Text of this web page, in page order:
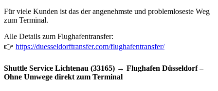
Für viele Kunden ist das der angenehmste und problemloseste Weg
zum Terminal.
Alle Details zum Flughafentransfer:
👉 https://duesseldorftransfer.com/flughafentransfer/
Shuttle Service Lichtenau (33165) → Flughafen Düsseldorf –
Ohne Umwege direkt zum Terminal